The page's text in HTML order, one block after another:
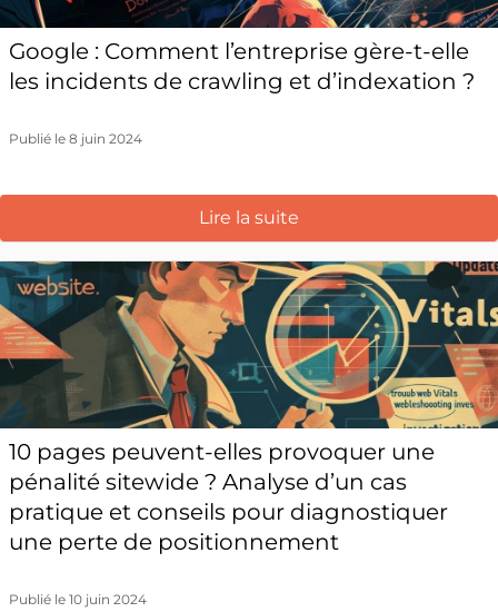
Google : Comment l’entreprise gère-t-elle
les incidents de crawling et d’indexation ?
Publié le 8 juin 2024
Lire la suite
10 pages peuvent-elles provoquer une
pénalité sitewide ? Analyse d’un cas
pratique et conseils pour diagnostiquer
une perte de positionnement
Publié le 10 juin 2024